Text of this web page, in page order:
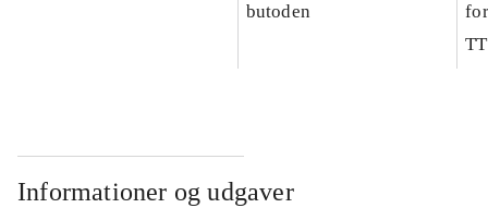
butoden
Informationer og udgaver